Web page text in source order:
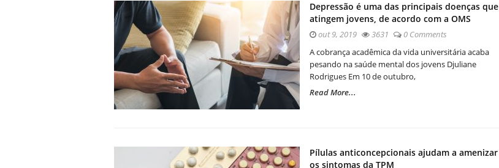
Depressão é uma das principais doenças que
atingem jovens, de acordo com a OMS
out 9, 2019 3631
0 Comments
A cobrança acadêmica da vida universitária acaba
pesando na saúde mental dos jovens Djuliane
Rodrigues Em 10 de outubro,
Read More...
Pílulas anticoncepcionais ajudam a amenizar
os sintomas da TPM